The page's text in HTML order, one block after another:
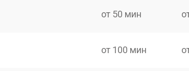
от 50 мин
от 100 мин